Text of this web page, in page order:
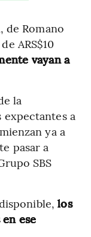
de Romano
ARS$10
vayan a
la
a
ya a
pasar a
SBS
los
ese